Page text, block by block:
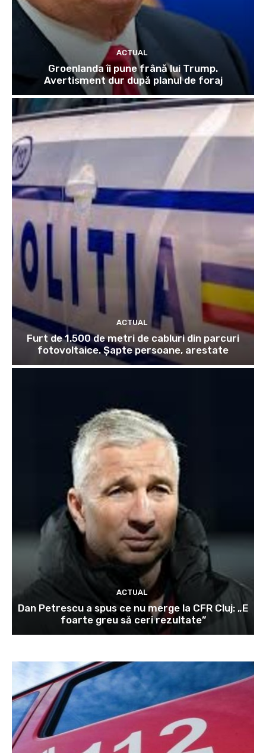
ACTUAL
Groenlanda îi pune frână lui Trump.
Avertisment dur după planul de foraj
ACTUAL
Furt de 1.500 de metri de cabluri din parcuri
fotovoltaice. Șapte persoane, arestate
ACTUAL
Dan Petrescu a spus ce nu merge la CFR Cluj: „E
foarte greu să ceri rezultate”